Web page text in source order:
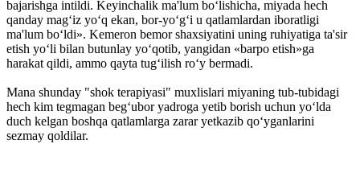
bajarishga intildi. Keyinchalik ma'lum bo‘lishicha, miyada hech
qanday mag‘iz yo‘q ekan, bor-yo‘g‘i u qatlamlardan iboratligi
ma'lum bo‘ldi». Kemeron bemor shaxsiyatini uning ruhiyatiga ta'sir
etish yo‘li bilan butunlay yo‘qotib, yangi­dan «barpo etish»ga
harakat qildi, ammo qayta tug‘ilish ro‘y bermadi.
Mana shunday "shok terapiyasi" muxlislari miyaning tub-tubidagi
hech kim tegmagan beg‘ubor yadroga yetib borish uchun yo‘lda
duch kelgan boshqa qatlamlarga zarar yetkazib qo‘yganlarini
sezmay qoldilar.